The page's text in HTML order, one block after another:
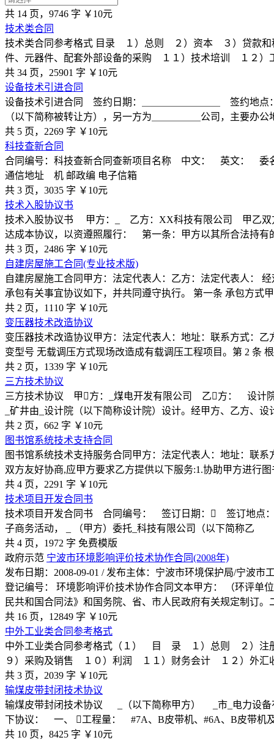
共 14 页，9746 字 ￥10元
技术类合同
技术类合同参考格式 目录 １）总则 ２）资本 ３）贷款
件、元器件、配套外部设备的采购 １１）技术培训 １２）
共 34 页，25901 字 ￥10元
设备技术引进合同
设备技术引进合同 签约日期：＿＿＿＿＿＿＿＿ 签约地点
（以下简称被转让方），另一方为＿＿＿＿＿公司，主要办
共 5 页，2269 字 ￥10元
科技查新合同
合同编号：科技查新合同查新项目名称 中文： 英文
通信地址 机 邮政编 电子信箱
共 3 页，3035 字 ￥10元
技术入股协议书
技术入股协议书 甲方：_ 乙方：XX科技有限公司 甲乙双方
达成本协议，以资遵照履行： 第一条：甲方以其所合法持有
共 3 页，2486 字 ￥10元
自建房屋施工合同(专业技术版)
自建房屋施工合同甲方：法定代表人：乙方：法定代表人：
承包有关事宜协议如下，并共同遵守执行。 第一条 承包方式
共 2 页，1110 字 ￥10元
变压器技术改造协议
变压器技术改造协议甲方：法定代表人：地址：联系方式：
变型号 无载调压方式现场改造成有载调压工程项目。第 2 条
共 2 页，1339 字 ￥10元
三方技术协议
三方技术协议 甲￿方：_煤电开发有限公司 乙￿方： 设计院
_矿井由_设计院（以下简称设计院）设计。经甲方、乙方、
共 2 页，662 字 ￥10元
图书馆系统技术支持合同
图书馆系统技术支持服务合同甲方：法定代表人：地址：联
双方友好协商,应甲方要求乙方提供以下服务:1.协助甲方进行
共 4 页，2291 字 ￥10元
技术项目开发合同书
技术项目开发合同书 合同编号： 签订日期：￿ 签订地点
子商务活动， _ （甲方）委托_科技有限公司（以下简称乙
共 4 页，1972 字 免费模版
政府示范 宁波市环境影响评价技术协作合同(2008年)
发布日期：2008-09-01 / 发布主体：宁波市环境保护局/宁波
登记编号： 环境影响评价技术协作合同文本甲方： （环评单
民共和国合同法》和国务院、省、市人民政府有关规定制订。
共 16 页，12849 字 ￥10元
中外工业类合同参考格式
中外工业类合同参考格式（１） 目 录 １）总则 ２）
９）采购及销售 １０）利润 １１）财务会计 １２）外
共 3 页，2039 字 ￥10元
输煤皮带封闭技术协议
输煤皮带封闭技术协议 _（以下简称甲方） _市_电力设备
下协议： 一、 ￿工程量： #7A、B皮带机、#6A、B皮带机
共 10 页，8425 字 ￥10元